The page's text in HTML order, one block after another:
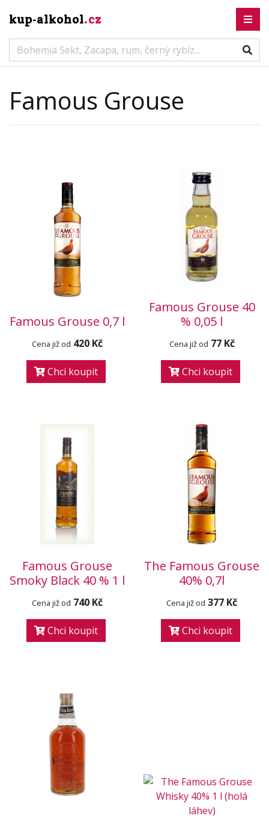
kup-alkohol.cz
Famous Grouse
Famous Grouse 0,7 l
Cena již od 420 Kč
Chci koupit
Famous Grouse 40
% 0,05 l
Cena již od 77 Kč
Chci koupit
Famous Grouse
Smoky Black 40 % 1 l
Cena již od 740 Kč
Chci koupit
The Famous Grouse
40% 0,7l
Cena již od 377 Kč
Chci koupit